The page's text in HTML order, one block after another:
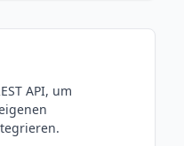
API, um